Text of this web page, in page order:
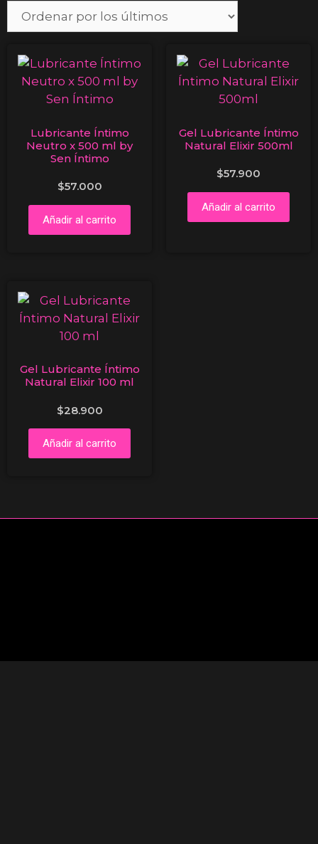
Lubricante Íntimo
Neutro x 500 ml by
Sen Íntimo
$57.000
Añadir al carrito
Gel Lubricante Íntimo
Natural Elixir 500ml
$57.900
Añadir al carrito
Gel Lubricante Íntimo
Natural Elixir 100 ml
$28.900
Añadir al carrito